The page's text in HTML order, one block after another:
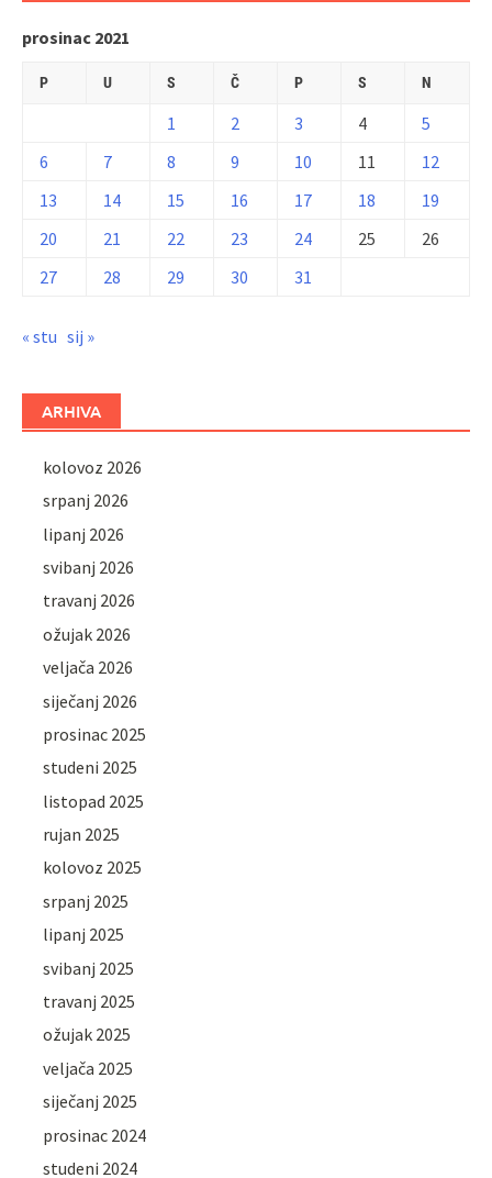
prosinac 2021
P U S Č P S N
1 2 3 4
5
6
7 8 9 10 11
12
13
14 15 16 17 18
19
20
21 22 23 24 25
26
27
28 29 30 31
« stu sij »
ARHIVA
kolovoz 2026
srpanj 2026
lipanj 2026
svibanj 2026
travanj 2026
ožujak 2026
veljača 2026
siječanj 2026
prosinac 2025
studeni 2025
listopad 2025
rujan 2025
kolovoz 2025
srpanj 2025
lipanj 2025
svibanj 2025
travanj 2025
ožujak 2025
veljača 2025
siječanj 2025
prosinac 2024
studeni 2024